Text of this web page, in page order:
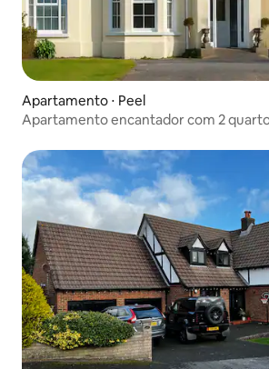
Apartamento ⋅ Peel
Apartamento encantador com 2